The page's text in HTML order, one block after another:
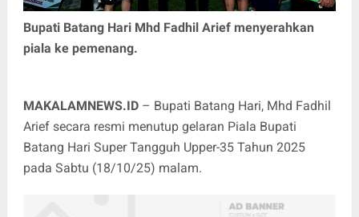
Bupati Batang Hari Mhd Fadhil Arief menyerahkan
piala ke pemenang.
MAKALAMNEWS.ID– Bupati Batang Hari, Mhd Fadhil
Arief secara resmi menutup gelaran Piala Bupati
Batang Hari Super Tangguh Upper-35 Tahun 2025
pada Sabtu (18/10/25) malam.